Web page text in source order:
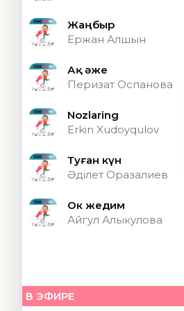
Жаңбыр
Ержан Алшын
Ақ әже
Перизат Оспанова
Nozlaring
Erkin Xudoyqulov
Туған күн
Әділет Оразалиев
Ок жедим
Айгул Алыкулова
В ЭФИРЕ